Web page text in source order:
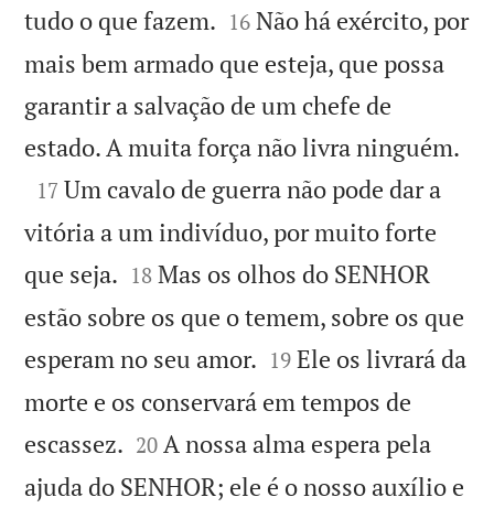
tudo o que fazem. 

16 Não há exército, por
mais bem armado que esteja, que possa
garantir a salvação de um chefe de
estado. A muita força não livra ninguém.

17 Um cavalo de guerra não pode dar a
vitória a um indivíduo, por muito forte
que seja. 

18 Mas os olhos do SENHOR
estão sobre os que o temem, sobre os que
esperam no seu amor. 

19 Ele os livrará da
morte e os conservará em tempos de
escassez. 

20 A nossa alma espera pela
ajuda do SENHOR; ele é o nosso auxílio e